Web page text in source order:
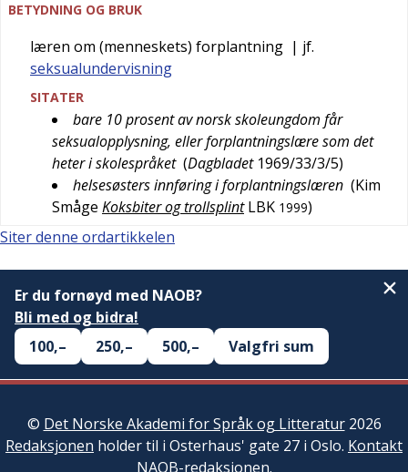
BETYDNING OG BRUK
læren om (menneskets) forplantning | jf.
seksualundervisning
SITATER
bare 10 prosent av norsk skoleungdom får
seksualopplysning, eller forplantningslære som det
heter i skolespråket (Dagbladet 1969/33/3/5)
helsesøsters innføring i forplantningslæren (Kim
Småge Koksbiter og trollsplint LBK 1999)
Siter denne ordartikkelen
Er du fornøyd med NAOB?
Bli med og bidra!
100,–
250,– 500,– Valgfri sum
© Det Norske Akademi for Språk og Litteratur2026
Redaksjonen holder til i Osterhaus' gate 27 i Oslo. Kontakt
NAOB-redaksjonen.